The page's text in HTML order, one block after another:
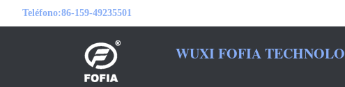
Teléfono:86-159-49235501
WUXI FOFIA
SEA